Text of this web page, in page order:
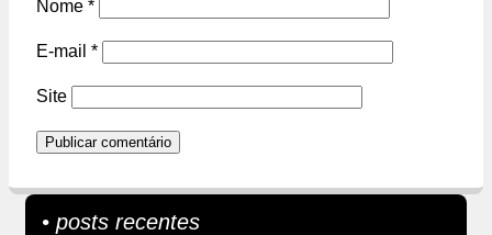
Nome *
E-mail *
Site
• posts recentes